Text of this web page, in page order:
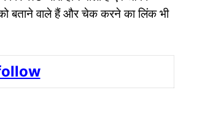
बताने वाले हैं और चेक करने का लिंक भी